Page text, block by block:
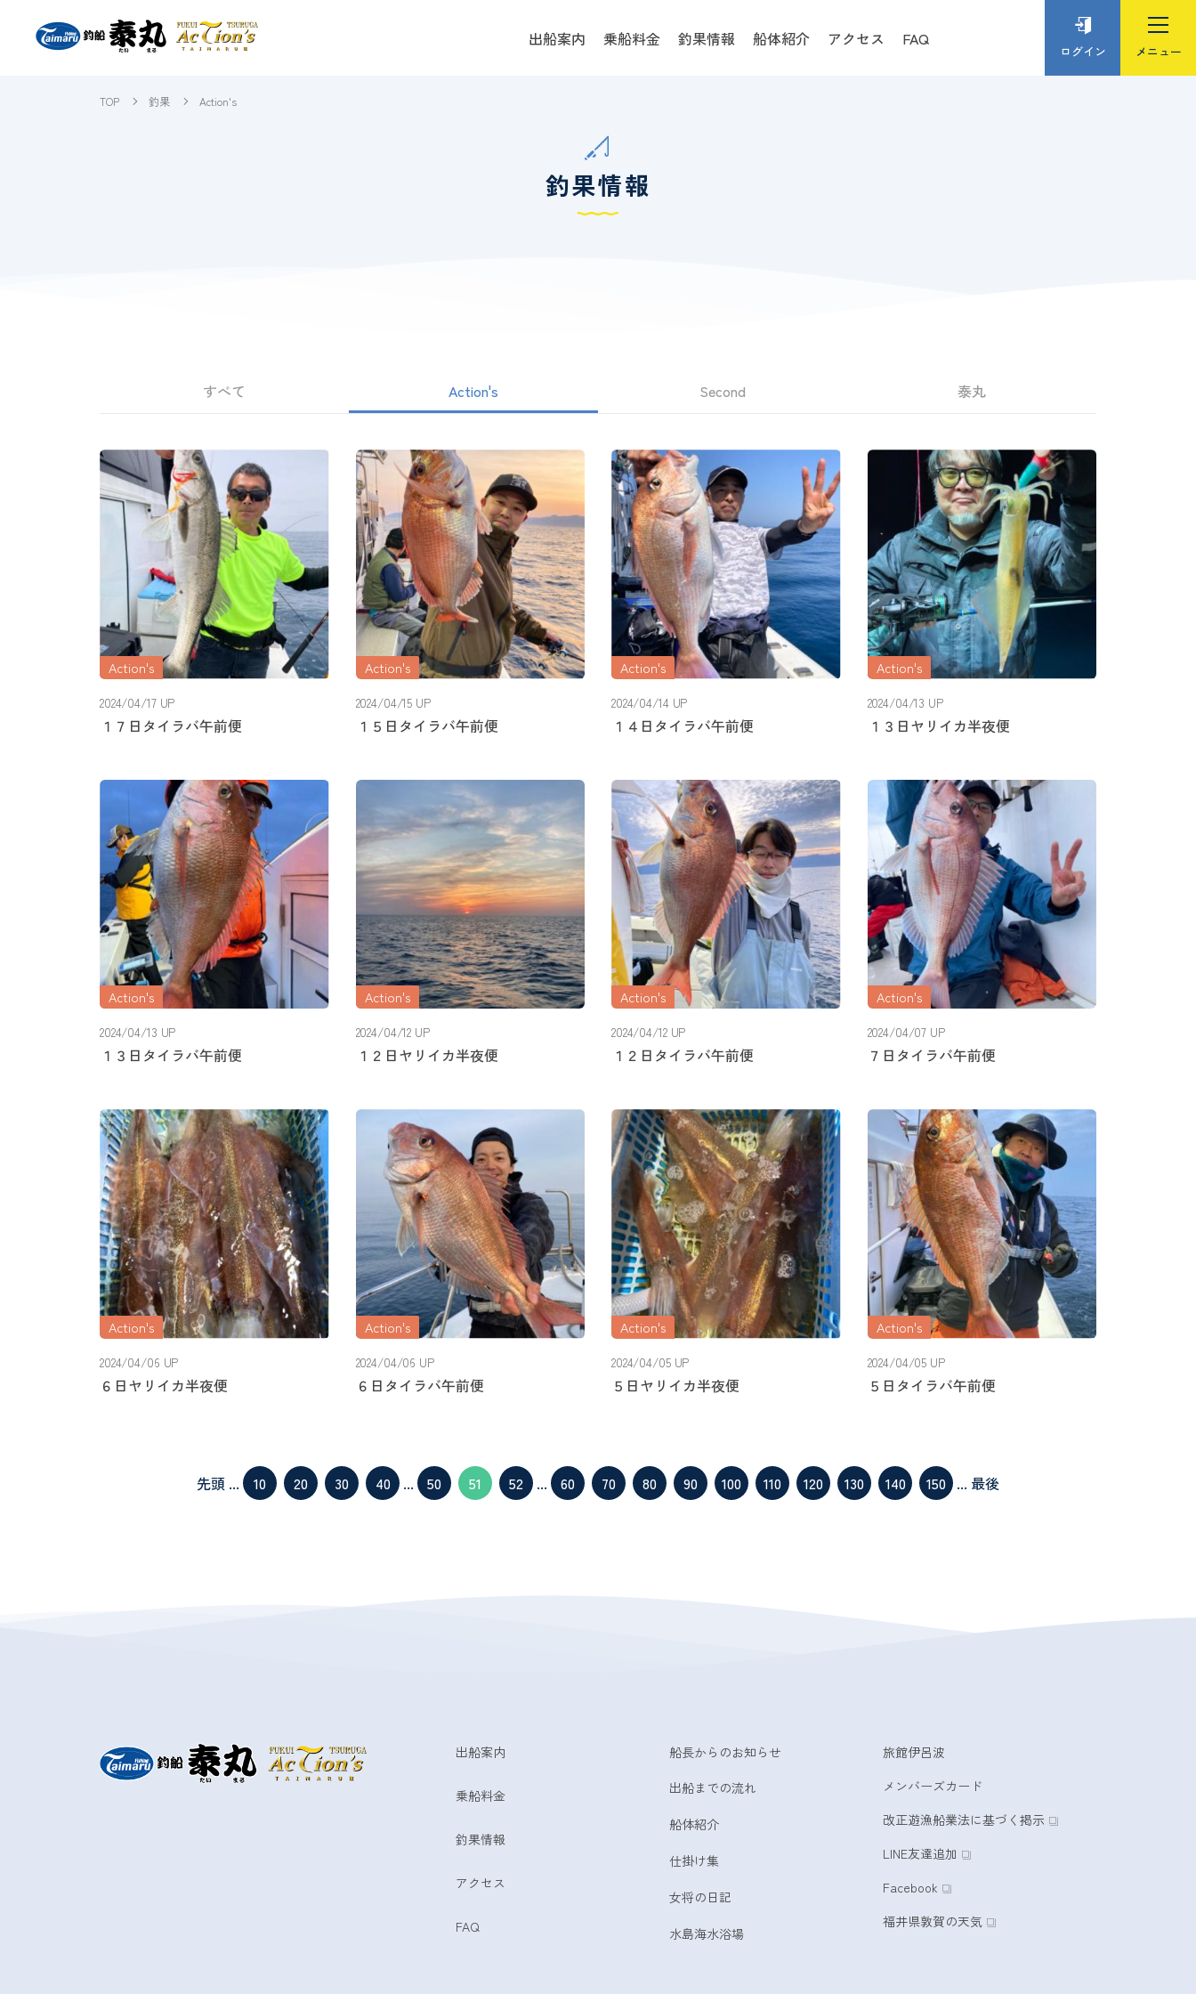
出船案内 乗船料金 釣果情報 船体紹介 アクセス FAQ
ログイン
TOP 釣果 Action's
釣果情報
すべて Action's Second 泰丸
Action's
2024/04/17 UP
１７日タイラバ午前便
Action's
2024/04/15 UP
１５日タイラバ午前便
Action's
2024/04/14 UP
１４日タイラバ午前便
Action's
2024/04/13 UP
１３日ヤリイカ半夜便
Action's
2024/04/13 UP
１３日タイラバ午前便
Action's
2024/04/12 UP
１２日ヤリイカ半夜便
Action's
2024/04/12 UP
１２日タイラバ午前便
Action's
2024/04/07 UP
７日タイラバ午前便
Action's
2024/04/06 UP
６日ヤリイカ半夜便
Action's
2024/04/06 UP
６日タイラバ午前便
Action's
2024/04/05 UP
５日ヤリイカ半夜便
Action's
2024/04/05 UP
５日タイラバ午前便
先頭 ... 10 20 30 40 ... 50 51 52 ... 60 70 80 90 100 110 120 130 140 150 ... 最後
出船案内
乗船料金
釣果情報
アクセス
FAQ
船長からのお知らせ
出船までの流れ
船体紹介
仕掛け集
女将の日記
水島海水浴場
旅館伊呂波
メンバーズカード
改正遊漁船業法に基づく掲示
LINE友達追加
Facebook
福井県敦賀の天気